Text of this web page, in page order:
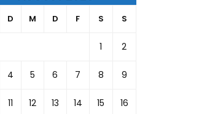
D M D F S S
1 2
4 5 6 7 8 9
11 12 13 14 15 16